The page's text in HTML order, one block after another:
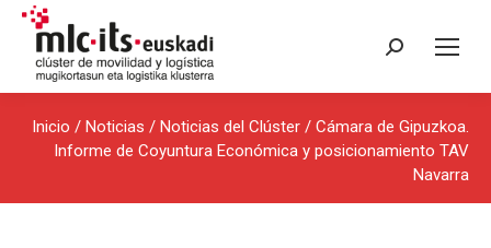
Buscar:
Inicio / Noticias / Noticias del Clúster / Cámara de Gipuzkoa.
Informe de Coyuntura Económica y posicionamiento TAV
Navarra